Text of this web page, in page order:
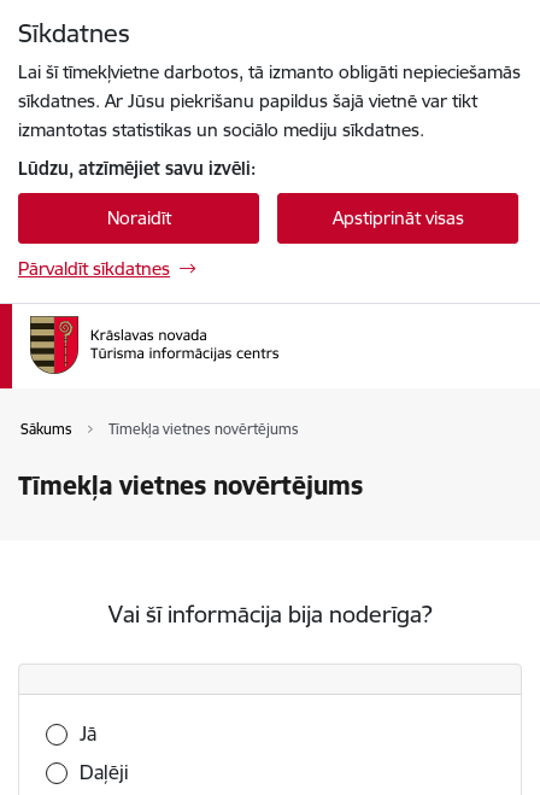
Sīkdatnes
Lai šī tīmekļvietne darbotos, tā izmanto obligāti nepieciešamās
sīkdatnes. Ar Jūsu piekrišanu papildus šajā vietnē var tikt
izmantotas statistikas un sociālo mediju sīkdatnes.
Lūdzu, atzīmējiet savu izvēli:
Noraidīt Apstiprināt visas
Pārvaldīt sīkdatnes
Sākums Tīmekļa vietnes novērtējums
Tīmekļa vietnes novērtējums
Vai šī informācija bija noderīga?
Vai šī informācija bija noderīga?
Jā
Daļēji